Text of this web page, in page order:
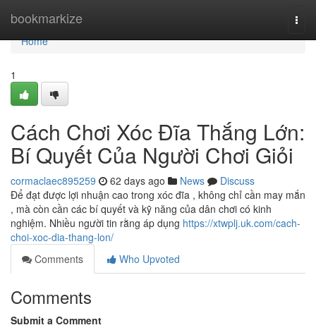
bookmarkize
Home
Home
1
Cách Chơi Xóc Đĩa Thắng Lớn:
Bí Quyết Của Người Chơi Giỏi
cormaclaec895259 62 days ago News
Discuss
Để đạt được lợi nhuận cao trong xóc đĩa , không chỉ cần may mắn
, mà còn cần các bí quyết và kỹ năng của dân chơi có kinh
nghiệm. Nhiều người tin rằng áp dụng https://xtwplj.uk.com/cach-
choi-xoc-dia-thang-lon/
Comments
Who Upvoted
Comments
Submit a Comment